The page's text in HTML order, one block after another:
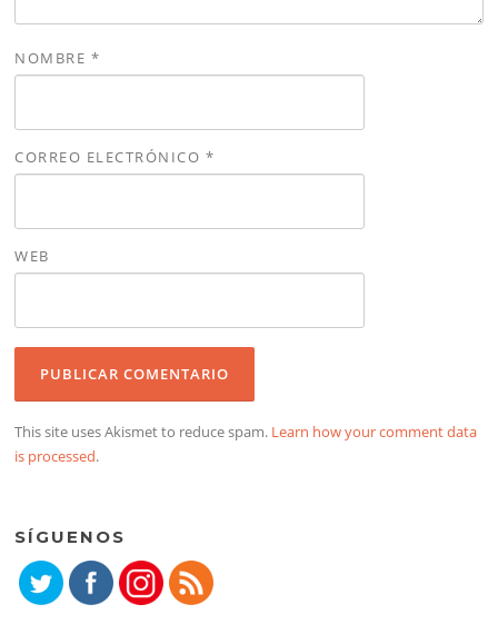
NOMBRE *
CORREO ELECTRÓNICO *
WEB
This site uses Akismet to reduce spam. Learn how your comment data
is processed.
SÍGUENOS